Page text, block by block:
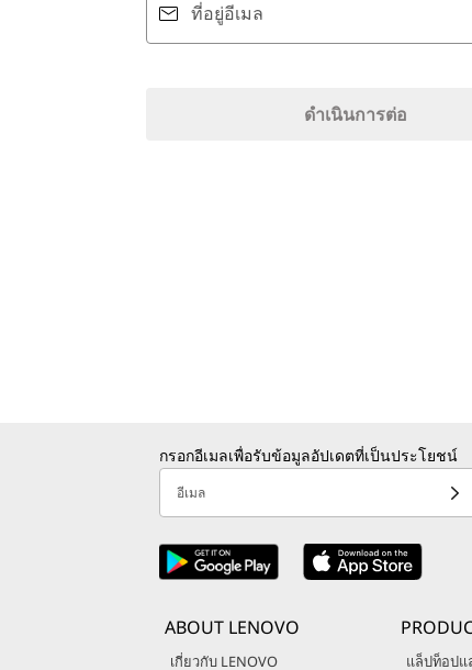
ที่อยู่อีเมล
ดำเนินการต่อ
กรอกอีเมลเพื่อรับข้อมูลอัปเดตที่เป็นประโยชน์
อีเมล
ABOUT LENOVO
เกี่ยวกับ LENOVO แล็ปท็อปแ